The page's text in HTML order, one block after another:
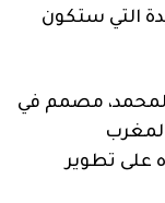
التي ستكون
مصمم في
على تطوير